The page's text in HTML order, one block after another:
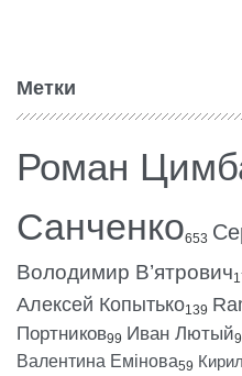
Метки
Роман
Санченко653
Володимир В’ятрович
Алексей Копытько139
Портников99 Иван Лютый
Валентина Емінова59